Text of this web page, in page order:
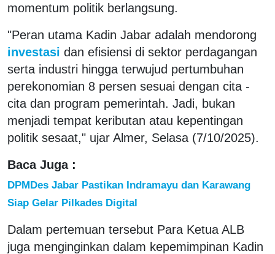
momentum politik berlangsung.
"Peran utama Kadin Jabar adalah mendorong
investasi dan efisiensi di sektor perdagangan
serta industri hingga terwujud pertumbuhan
perekonomian 8 persen sesuai dengan cita -
cita dan program pemerintah. Jadi, bukan
menjadi tempat keributan atau kepentingan
politik sesaat," ujar Almer, Selasa (7/10/2025).
Baca Juga :
DPMDes Jabar Pastikan Indramayu dan Karawang
Siap Gelar Pilkades Digital
Dalam pertemuan tersebut Para Ketua ALB
juga menginginkan dalam kepemimpinan Kadin